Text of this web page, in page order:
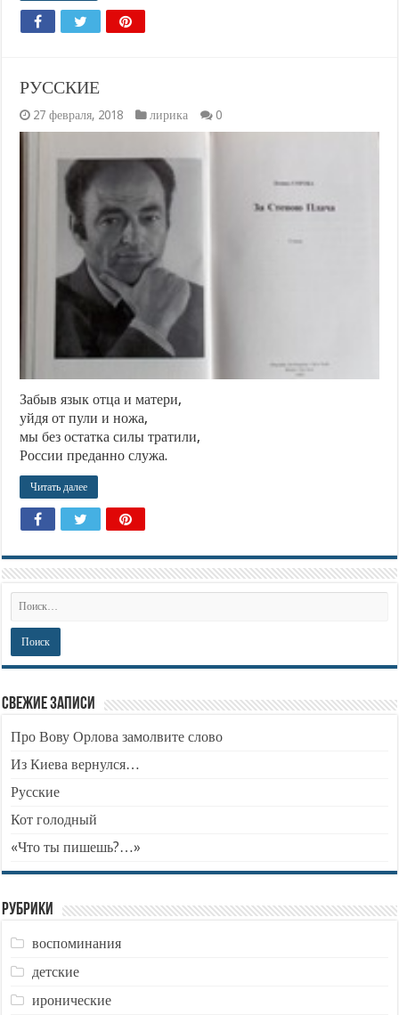
РУССКИЕ
27 февраля, 2018 лирика 0
Забыв язык отца и матери,
уйдя от пули и ножа,
мы без остатка силы тратили,
России преданно служа.
Читать далее
Свежие записи
Про Вову Орлова замолвите слово
Из Киева вернулся…
Русские
Кот голодный
«Что ты пишешь?…»
Рубрики
воспоминания
детские
иронические